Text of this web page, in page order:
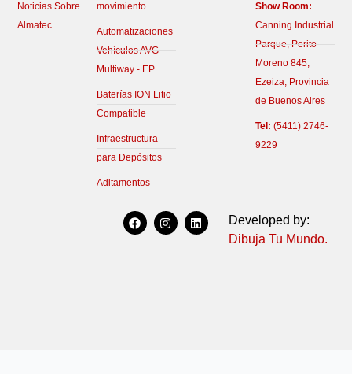
Noticias Sobre
Almatec
movimiento
Automatizaciones
Vehículos AVG
Multiway - EP
Baterías ION Litio
Compatible
Infraestructura
para Depósitos
Aditamentos
Show Room:
Canning Industrial
Parque, Perito
Moreno 845,
Ezeiza, Provincia
de Buenos Aires
Tel: (5411) 2746-
9229
F
a
c
I
n
s
L
i
n
Developed by:
Dibuja Tu Mundo.